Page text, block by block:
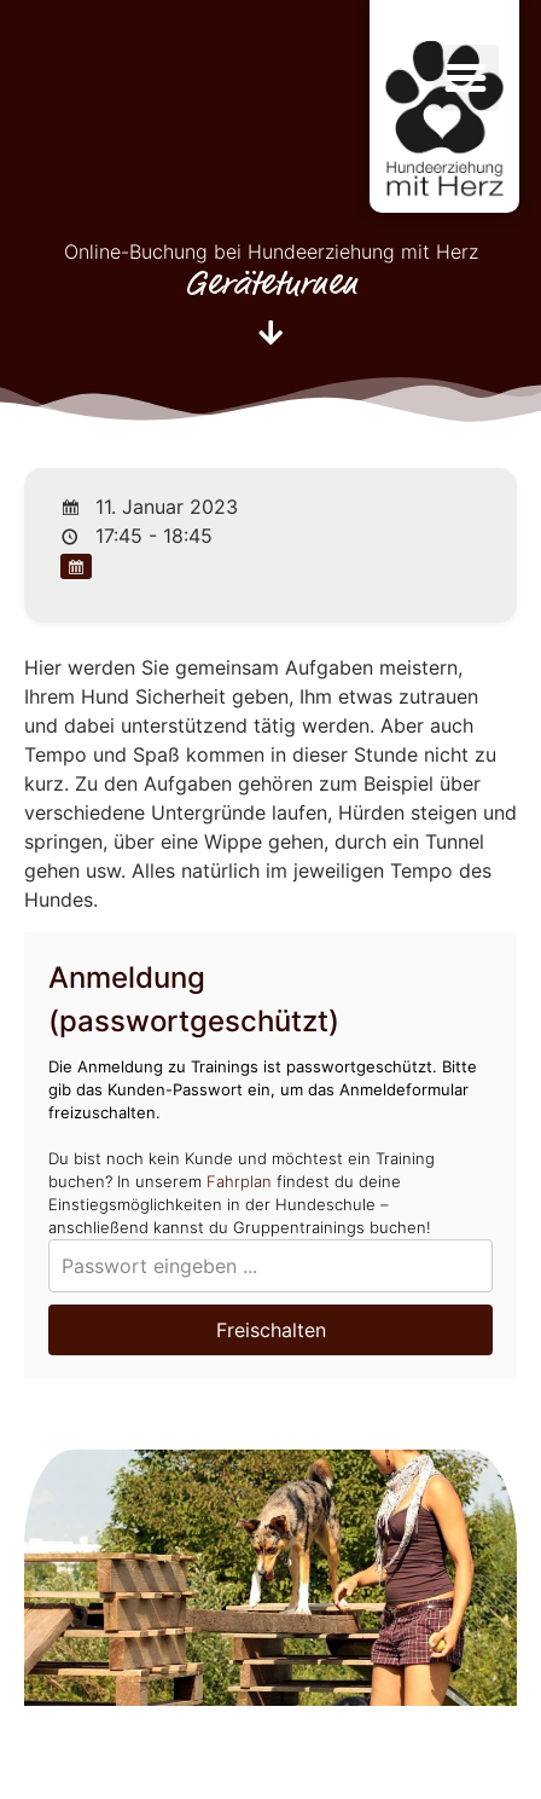
Online-Buchung bei Hundeerziehung mit Herz
Geräteturnen
11. Januar 2023
17:45 - 18:45
Hier werden Sie gemeinsam Aufgaben meistern,
Ihrem Hund Sicherheit geben, Ihm etwas zutrauen
und dabei unterstützend tätig werden. Aber auch
Tempo und Spaß kommen in dieser Stunde nicht zu
kurz. Zu den Aufgaben gehören zum Beispiel über
verschiedene Untergründe laufen, Hürden steigen und
springen, über eine Wippe gehen, durch ein Tunnel
gehen usw. Alles natürlich im jeweiligen Tempo des
Hundes.
Anmeldung
(passwortgeschützt)
Die Anmeldung zu Trainings ist passwortgeschützt. Bitte
gib das Kunden-Passwort ein, um das Anmeldeformular
freizuschalten.
Du bist noch kein Kunde und möchtest ein Training
buchen? In unserem Fahrplan findest du deine
Einstiegsmöglichkeiten in der Hundeschule –
anschließend kannst du Gruppentrainings buchen!
Freischalten